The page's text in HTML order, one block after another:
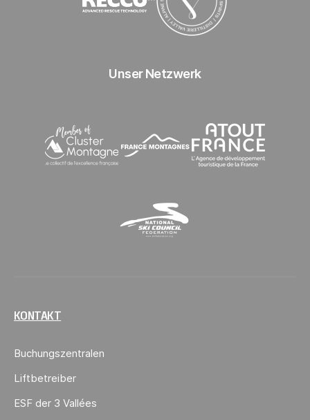
Recco Distillerie Valley
Unser Netzwerk
Cluster MontagneFrance MontagnesAtout France
National Ski Council
KONTAKT
Buchungszentralen
Liftbetreiber
ESF der 3 Vallées